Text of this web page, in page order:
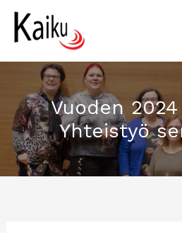
Siirry
sisältöön
Vuoden
Yhteistyö